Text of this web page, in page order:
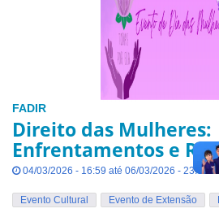
FADIR
Direito das Mulheres:
Enfrentamentos e
04/03/2026 - 16:59 até 06/03/2026 - 23:59
Evento Cultural Evento de Extensão